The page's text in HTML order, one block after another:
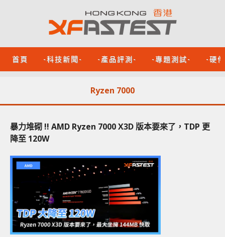
首頁 -科技新聞- -產品評測- -專題測試- -硬
Ryzen 7000
暴力堆砌 !! AMD Ryzen 7000 X3D 版本要來了，TDP 更
降至 120W